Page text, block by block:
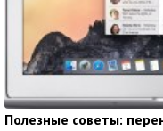
Полезные советы: